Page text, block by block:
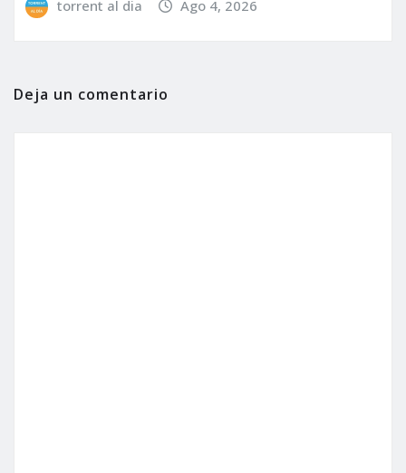
torrent al dia Ago 4, 2026
Deja un comentario